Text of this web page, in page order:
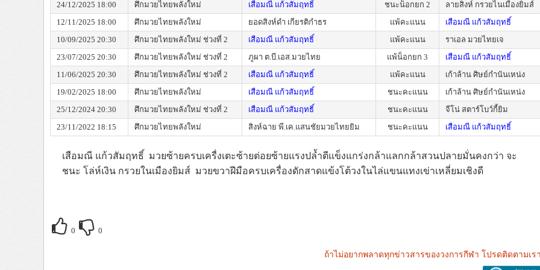
24/12/2025 18:00 ศึกมวยไทยพลังใหม่ เสือมณี แก้วสัมฤทธิ์ ชนะน็อกยก 2
ลายสิงห์ กรวยไนเมืองยิมส์
12/11/2025 18:00
ศึกมวยไทยพลังใหม่ ยอดสิงห์ดำ เกียรติกำธร แพ้คะแนน
เสือมณี แก้วสัมฤทธิ์
10/09/2025 20:30
ศึกมวยไทยพลังใหม่ ช่วงที่ 2 เสือมณี แก้วสัมฤทธิ์ แพ้คะแนน
ราเอล มวยไทยเจ
23/07/2025 20:30
ศึกมวยไทยพลังใหม่ ช่วงที่ 2 ภูผา ต.บี.เอส.มวยไทย แพ้น็อกยก 3
เสือมณี แก้วสัมฤทธิ์
11/06/2025 20:30
ศึกมวยไทยพลังใหม่ ช่วงที่ 2 เสือมณี แก้วสัมฤทธิ์ แพ้คะแนน
เก้าล้าน ศิษย์กำนันเหน่ง
19/02/2025 18:00
ศึกมวยไทยพลังใหม่ เสือมณี แก้วสัมฤทธิ์ ชนะคะแนน
เก้าล้าน ศิษย์กำนันเหน่ง
25/12/2024 20:30
ศึกมวยไทยพลังใหม่ ช่วงที่ 2 เสือมณี แก้วสัมฤทธิ์ ชนะคะแนน
จีโน่ สตาร์โบว์กี้ยิม
23/11/2022 18:15
ศึกมวยไทยพลังใหม่ สิงห์ฉาย พี.เค.แสนชัยมวยไทยยิม ชนะคะแนน เสือมณี แก้วสัมฤทธิ์
เสือมณี แก้วสัมฤทธิ์ มวยซ้ายครบเครื่งเตะซ้ายต่อยซ้ายแรงปล้ำตีแข็งแกร่งกล้าแลกกล้าสวนปลายมั่นคงกว่า จะ
ชนะ โล่ห์เงิน กรวยในเมืองยิมส์ มวยขวาฝีมือครบเครื่องดักสาดแข้งโต้วงในไล่แขนแทงเข่าเหลี่ยมเชิงดี
0 0
ถ้าไม่อยากพลาดทุกข่าวสารของวงการกีฬา โปรดติดตามเร